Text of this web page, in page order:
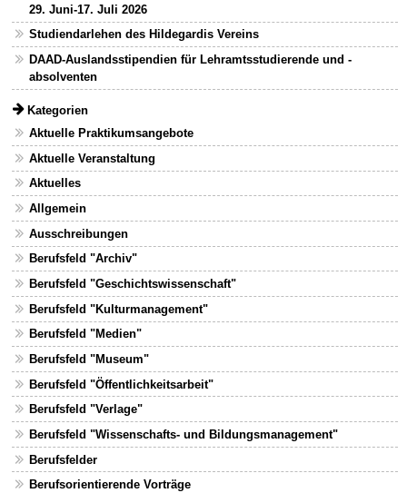
29. Juni-17. Juli 2026
Studiendarlehen des Hildegardis Vereins
DAAD-Auslandsstipendien für Lehramtsstudierende und -
absolventen
Kategorien
Aktuelle Praktikumsangebote
Aktuelle Veranstaltung
Aktuelles
Allgemein
Ausschreibungen
Berufsfeld "Archiv"
Berufsfeld "Geschichtswissenschaft"
Berufsfeld "Kulturmanagement"
Berufsfeld "Medien"
Berufsfeld "Museum"
Berufsfeld "Öffentlichkeitsarbeit"
Berufsfeld "Verlage"
Berufsfeld "Wissenschafts- und Bildungsmanagement"
Berufsfelder
Berufsorientierende Vorträge